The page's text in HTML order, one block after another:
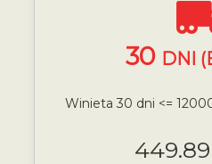
30 DNI
Winieta 30 dni <=